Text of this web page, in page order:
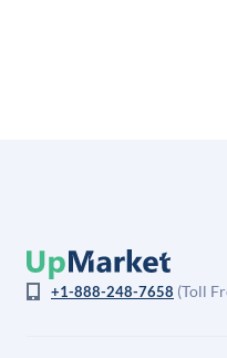
+1-888-248-7658 (Toll